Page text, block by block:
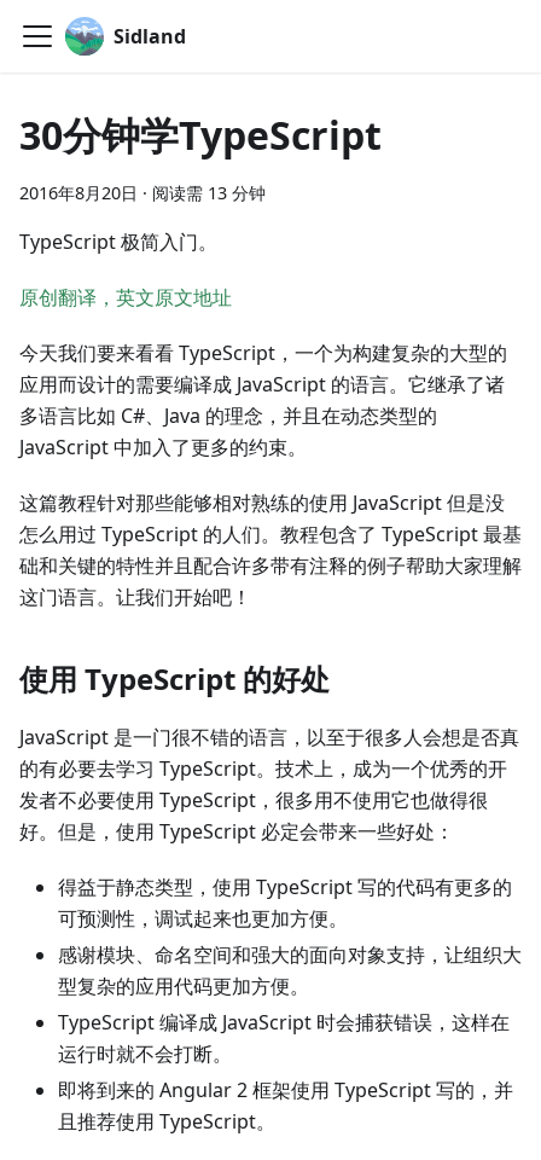
Sidland
30分钟学TypeScript
2016年8月20日 · 阅读需 13 分钟
TypeScript 极简入门。
原创翻译，英文原文地址
今天我们要来看看 TypeScript，一个为构建复杂的大型的
应用而设计的需要编译成 JavaScript 的语言。它继承了诸
多语言比如 C#、Java 的理念，并且在动态类型的
JavaScript 中加入了更多的约束。
这篇教程针对那些能够相对熟练的使用 JavaScript 但是没
怎么用过 TypeScript 的人们。教程包含了 TypeScript 最基
础和关键的特性并且配合许多带有注释的例子帮助大家理解
这门语言。让我们开始吧！
使用 TypeScript 的好处
JavaScript 是一门很不错的语言，以至于很多人会想是否真
的有必要去学习 TypeScript。技术上，成为一个优秀的开
发者不必要使用 TypeScript，很多用不使用它也做得很
好。但是，使用 TypeScript 必定会带来一些好处：
得益于静态类型，使用 TypeScript 写的代码有更多的
可预测性，调试起来也更加方便。
感谢模块、命名空间和强大的面向对象支持，让组织大
型复杂的应用代码更加方便。
TypeScript 编译成 JavaScript 时会捕获错误，这样在
运行时就不会打断。
即将到来的 Angular 2 框架使用 TypeScript 写的，并
且推荐使用 TypeScript。